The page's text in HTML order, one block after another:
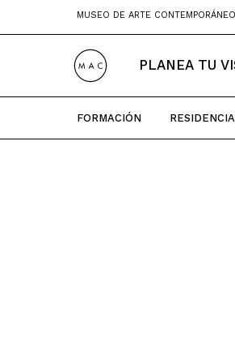
MUSEO DE ARTE
PLANEA TU
FORMACIÓN